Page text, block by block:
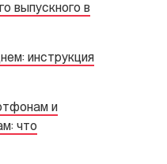
выпускного в
инструкция
и
что